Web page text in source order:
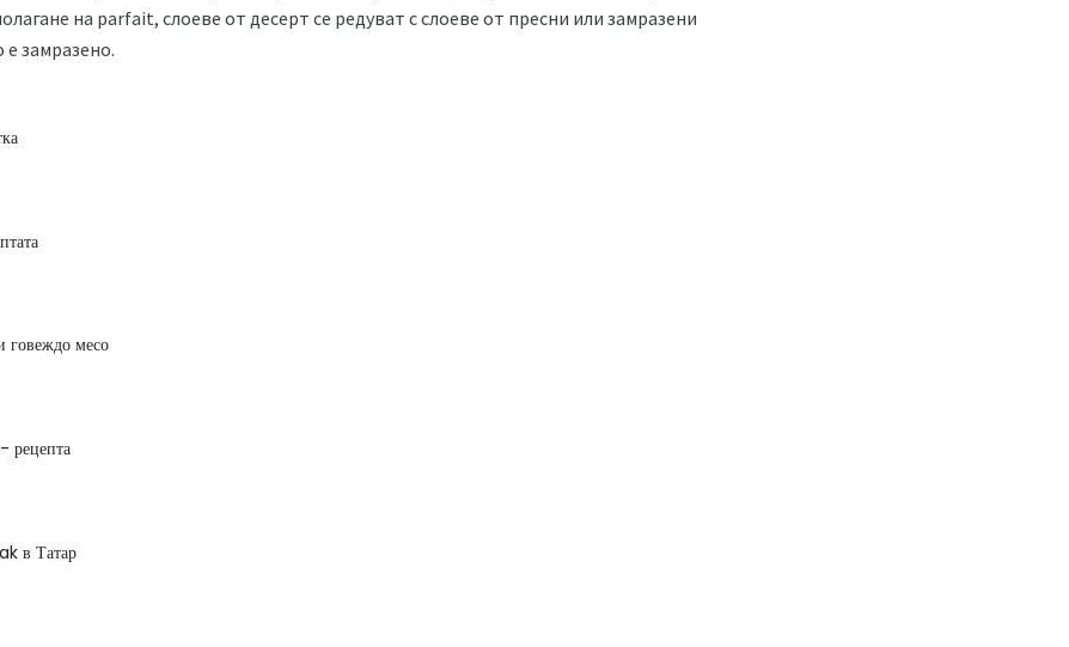
на parfait, слоеве от десерт се редуват с слоеве от пресни или замразени
е замразено.
говеждо месо
рецепта
в Татар